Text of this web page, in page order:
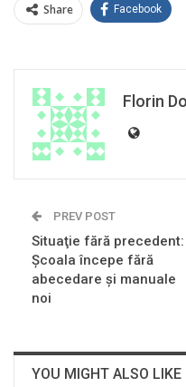
Share Facebook
Florin
PREV POST
Situaţie fără precedent:
Şcoala începe fără
abecedare şi manuale
noi
YOU MIGHT ALSO LIKE